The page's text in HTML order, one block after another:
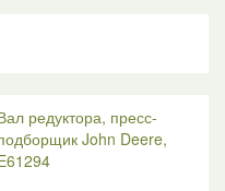
редуктора, пресс-
John Deere,